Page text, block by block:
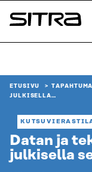
Siirry
suoraan
Sitra
ETUSIVU TAPAHTUMA
JULKISELLA…
Datan ja
julkisella